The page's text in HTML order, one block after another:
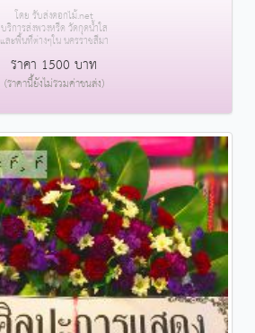
โดย รับส่งดอกไม้.net
บริการส่งพวงหรีด วัดกุดน้ำใส
และพื้นที่ต่างๆใน นครราชสีมา
ราคา 1500 บาท
(ราคานี้ยังไม่รวมค่าขนส่ง)